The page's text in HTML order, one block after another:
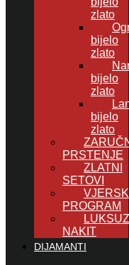
zlato
bijelo
zlato
bijelo
zlato
bijelo
zlato
PRSTENJE
ZLATNI
SETOVI
VJERSKI
PROGRAM
NAKIT
DIJAMANTI